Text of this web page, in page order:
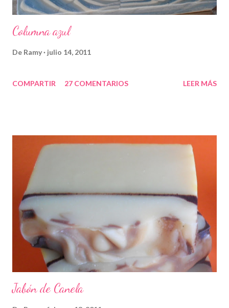
Columna azul
De Ramy julio 14, 2011
COMPARTIR 27 COMENTARIOS LEER MÁS
Jabón de Canela